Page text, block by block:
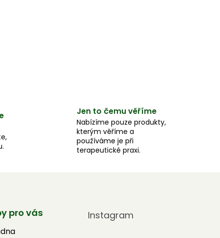
Jen to čemu věříme
Nabízíme pouze produkty,
kterým věříme a
používáme je při
terapeutické praxi.
pro vás Instagram